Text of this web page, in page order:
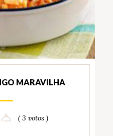
MARAVILHA
( 3 votos )